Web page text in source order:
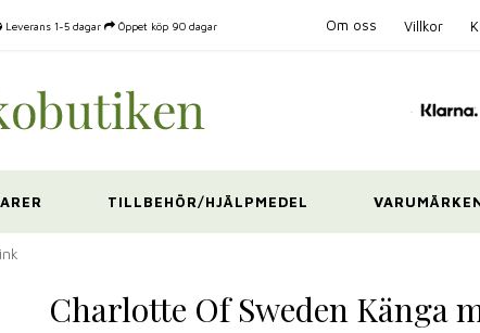
Leverans 1-5 dagar Öppet köp 90 dagar Om oss Villkor
TILLBEHÖR/HJÄLPMEDEL
Charlotte Of Sweden Känga